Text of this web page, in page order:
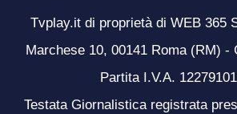
Tvplay.it di proprietà di WEB 365
Marchese 10, 00141 Roma (RM) -
Partita I.V.A.
Testata Giornalistica registrata